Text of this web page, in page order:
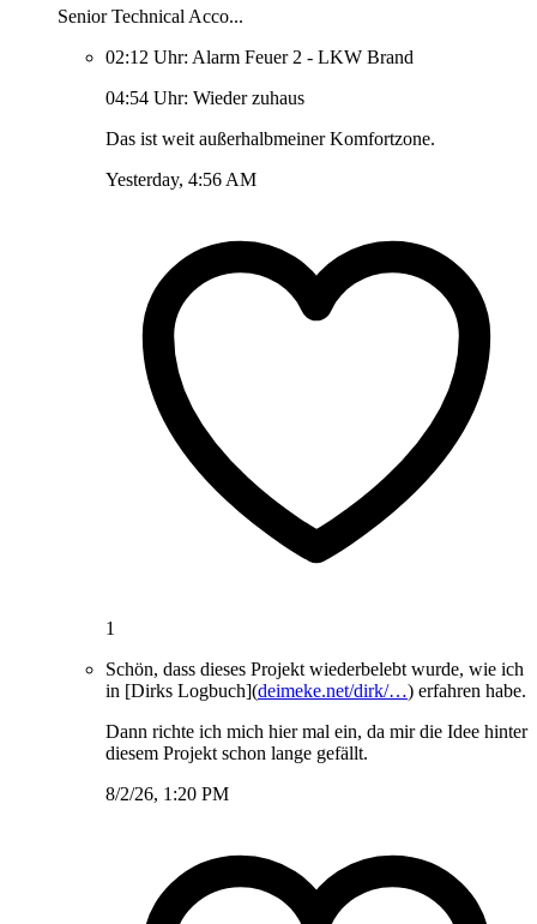
Senior Technical Acco...
02:12 Uhr: Alarm Feuer 2 - LKW Brand
04:54 Uhr: Wieder zuhaus
Das ist weit außerhalbmeiner Komfortzone.
Yesterday, 4:56 AM
1
Schön, dass dieses Projekt wiederbelebt wurde, wie ich
in [Dirks Logbuch](deimeke.net/dirk/…) erfahren habe.
Dann richte ich mich hier mal ein, da mir die Idee hinter
diesem Projekt schon lange gefällt.
8/2/26, 1:20 PM